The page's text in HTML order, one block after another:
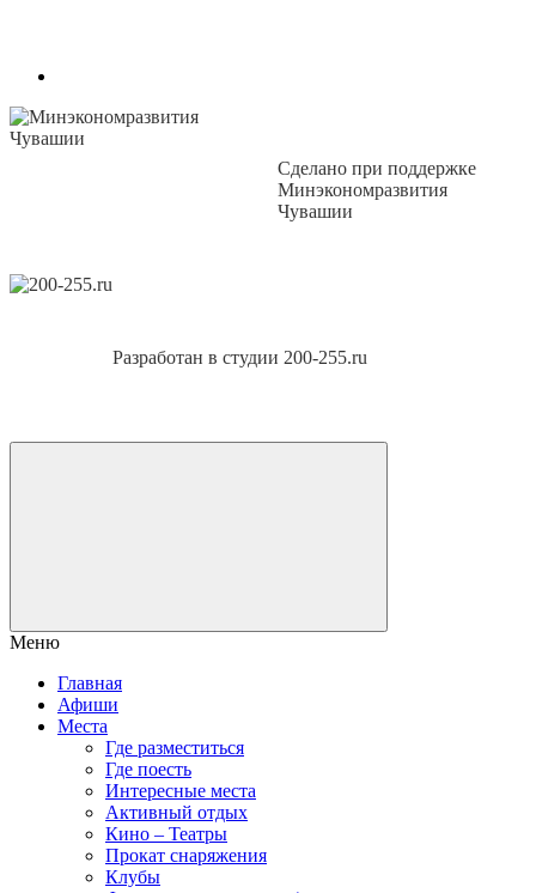
Сделано при поддержке
Минэкономразвития
Чувашии
Разработан в студии 200-255.ru
Меню
Главная
Афиши
Места
Где разместиться
Где поесть
Интересные места
Активный отдых
Кино – Театры
Прокат снаряжения
Клубы